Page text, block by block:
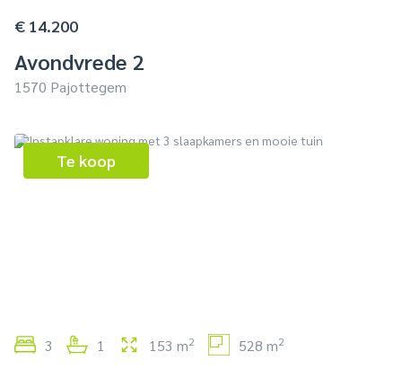
€ 14.200
Avondvrede 2
1570 Pajottegem
Te koop
3 1 153 m2 528 m2